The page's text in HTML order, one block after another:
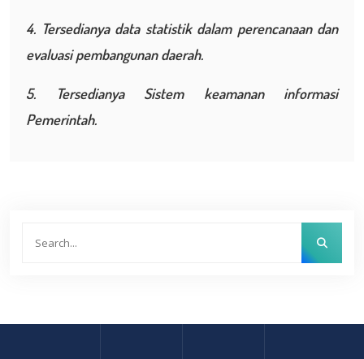
4. Tersedianya data statistik dalam perencanaan dan
evaluasi pembangunan daerah.
5. Tersedianya Sistem keamanan informasi
Pemerintah.